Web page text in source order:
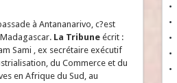
à Antananarivo, c?est
La Tribune écrit :
Sami , ex secrétaire exécutif
du Commerce et du
en Afrique du Sud, au